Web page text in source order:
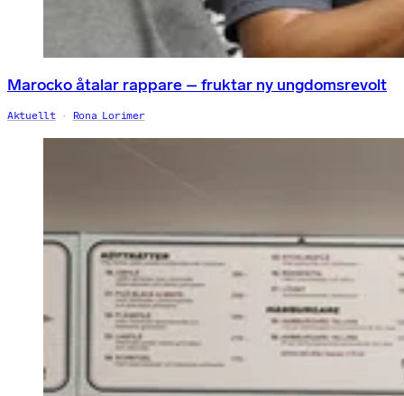
Marocko åtalar rappare – fruktar ny ungdomsrevolt
Aktuellt Rona Lorimer